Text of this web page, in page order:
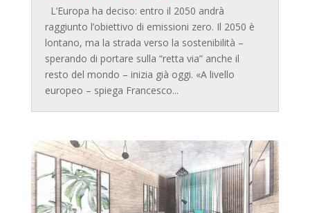
L’Europa ha deciso: entro il 2050 andrà
raggiunto l’obiettivo di emissioni zero. Il 2050 è
lontano, ma la strada verso la sostenibilità –
sperando di portare sulla “retta via” anche il
resto del mondo – inizia già oggi. «A livello
europeo – spiega Francesco...